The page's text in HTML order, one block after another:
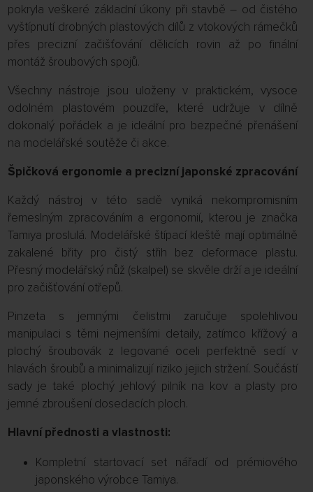
pokryla veškeré základní úkony při stavbě – od čistého
vyštípnutí drobných plastových dílů z vtokových rámečků
přes precizní začišťování dělicích rovin až po finální
montáž šroubových spojů.
Všechny nástroje jsou uloženy v praktickém, vysoce
odolném plastovém pouzdře, které udržuje v dílně
dokonalý pořádek a je ideální pro bezpečné přenášení
na modelářské soutěže či akce.
Špičková ergonomie a precizní japonské zpracování
Každý nástroj v této sadě vyniká nekompromisním
řemeslným zpracováním a ergonomií, kterou je značka
Tamiya proslulá. Modelářské štípací kleště mají optimálně
zakalené břity pro čistý střih bez deformace plastu.
Přesný modelářský nůž (skalpel) se skvěle drží a je ideální
pro začišťování otřepů.
Pinzeta s jemnými čelistmi zaručuje spolehlivou
manipulaci s těmi nejmenšími detaily, zatímco křížový a
plochý šroubovák z legované oceli perfektně sedí v
hlavách šroubů a minimalizují riziko jejich stržení. Součástí
sady je také plochý jehlový pilník na kov a plasty pro
jemné zbroušení dosedacích ploch.
Hlavní přednosti a vlastnosti:
Kompletní startovací set nářadí od prémiového
japonského výrobce Tamiya.